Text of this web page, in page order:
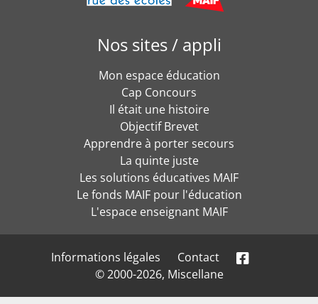
Nos sites / appli
Mon espace éducation
Cap Concours
Il était une histoire
Objectif Brevet
Apprendre à porter secours
La quinte juste
Les solutions éducatives MAIF
Le fonds MAIF pour l'éducation
L'espace enseignant MAIF
Informations légales
Contact
© 2000-2026, Miscellane